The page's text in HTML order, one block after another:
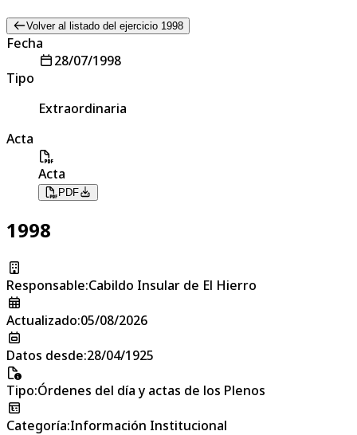
Volver al listado del ejercicio 1998
Fecha
28/07/1998
Tipo
Extraordinaria
Acta
Acta
PDF
1998
Responsable:Cabildo Insular de El Hierro
Actualizado:05/08/2026
Datos desde:28/04/1925
Tipo:Órdenes del día y actas de los Plenos
Categoría:Información Institucional